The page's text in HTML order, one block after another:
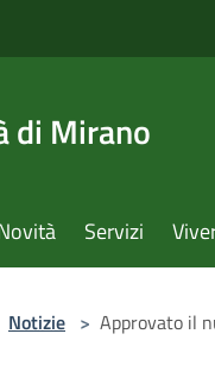
di Mirano
Servizi
Notizie > Approvato il